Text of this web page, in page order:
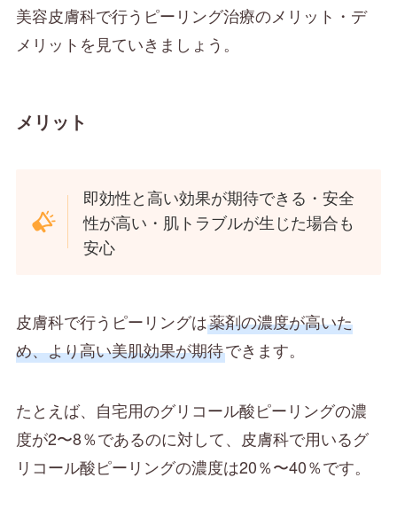
美容皮膚科で行うピーリング治療のメリット・デ
メリットを見ていきましょう。
メリット
即効性と高い効果が期待できる・安全
性が高い・肌トラブルが生じた場合も
安心
皮膚科で行うピーリングは薬剤の濃度が高いた
め、より高い美肌効果が期待できます。
たとえば、自宅用のグリコール酸ピーリングの濃
度が2〜8％であるのに対して、皮膚科で用いるグ
リコール酸ピーリングの濃度は20％〜40％です。